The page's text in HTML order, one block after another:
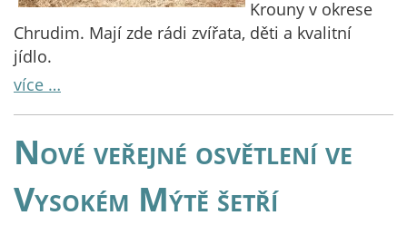
Krouny v okrese
Chrudim. Mají zde rádi zvířata, děti a kvalitní
jídlo.
více …
Nové veřejné osvětlení ve
Vysokém Mýtě šetří